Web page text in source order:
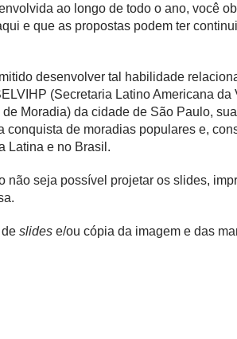
ao longo de todo o ano, você
e que as propostas podem ter
desenvolver tal habilidade
(Secretaria Latino Americana
Moradia) da cidade de São Paulo,
conquista de moradias populares e,
Latina e no Brasil.
não seja possível projetar os slides,
slides e/ou cópia da imagem e das